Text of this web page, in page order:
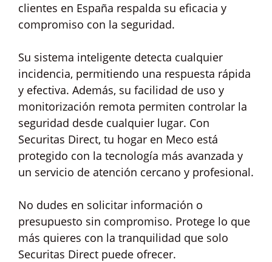
clientes en España respalda su eficacia y
compromiso con la seguridad.
Su sistema inteligente detecta cualquier
incidencia, permitiendo una respuesta rápida
y efectiva. Además, su facilidad de uso y
monitorización remota permiten controlar la
seguridad desde cualquier lugar. Con
Securitas Direct, tu hogar en Meco está
protegido con la tecnología más avanzada y
un servicio de atención cercano y profesional.
No dudes en solicitar información o
presupuesto sin compromiso. Protege lo que
más quieres con la tranquilidad que solo
Securitas Direct puede ofrecer.